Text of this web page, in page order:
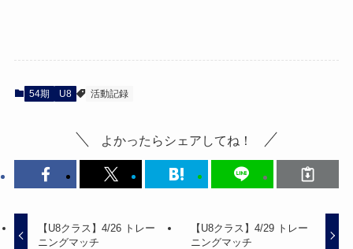
54期 U8 活動記録
よかったらシェアしてね！
【U8クラス】4/26 トレー
ニングマッチ
【U8クラス】4/29 トレー
ニングマッチ